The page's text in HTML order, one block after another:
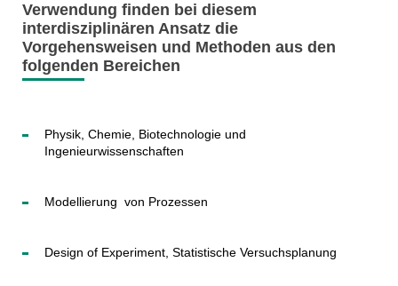
Verwendung finden bei diesem
interdisziplinären Ansatz die
Vorgehensweisen und Methoden aus den
folgenden Bereichen
Physik, Chemie, Biotechnologie und
Ingenieurwissenschaften
Modellierung von Prozessen
Design of Experiment, Statistische Versuchsplanung